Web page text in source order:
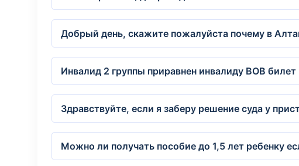
Добрый день, скажите пожалуйста почему в
Инвалид 2 группы приравнен инвалиду ВОВ билет
Здравствуйте, если я заберу решение суда у
Можно ли получать пособие до 1,5 лет ребенку